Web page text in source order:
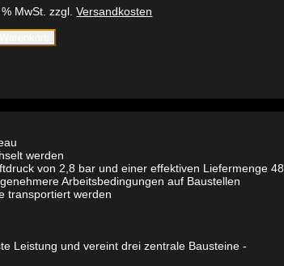
war:
ist:
MwSt. zzgl.Versandkosten
werden
von 2,8 bar und einer effektiven Liefermenge 48
Arbeitsbedingungen auf Baustellen
transportiert werden
Leistung und vereint drei zentrale Bausteine -